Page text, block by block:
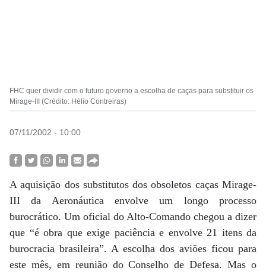
FHC quer dividir com o futuro governo a escolha de caças para substituir os
Mirage-III (Crédito: Hélio Contreiras)
07/11/2002 - 10:00
A aquisição dos substitutos dos obsoletos caças Mirage-
III da Aeronáutica envolve um longo processo
burocrático. Um oficial do Alto-Comando chegou a dizer
que “é obra que exige paciência e envolve 21 itens da
burocracia brasileira”. A escolha dos aviões ficou para
este mês, em reunião do Conselho de Defesa. Mas o